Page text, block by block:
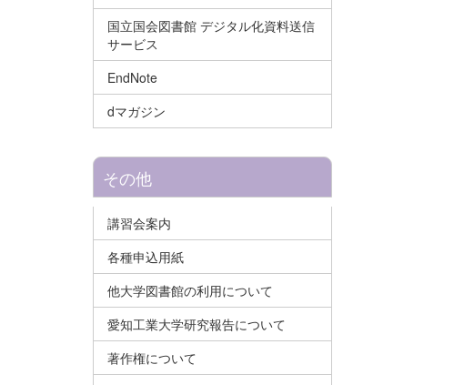
国立国会図書館 デジタル化資料送信
サービス
EndNote
dマガジン
その他
講習会案内
各種申込用紙
他大学図書館の利用について
愛知工業大学研究報告について
著作権について